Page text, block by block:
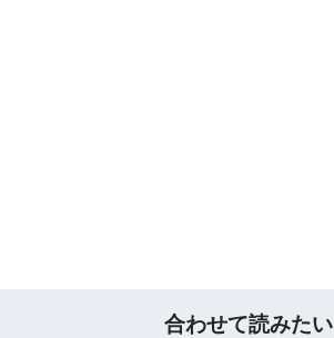
合わせて読みたい